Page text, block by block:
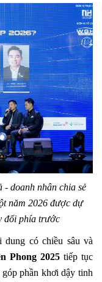
- doanh nhân chia sẻ
năm 2026 được dự
đổi phía trước
có chiều sâu và
Phong 2025tiếp tục
phần khơi dậy tinh